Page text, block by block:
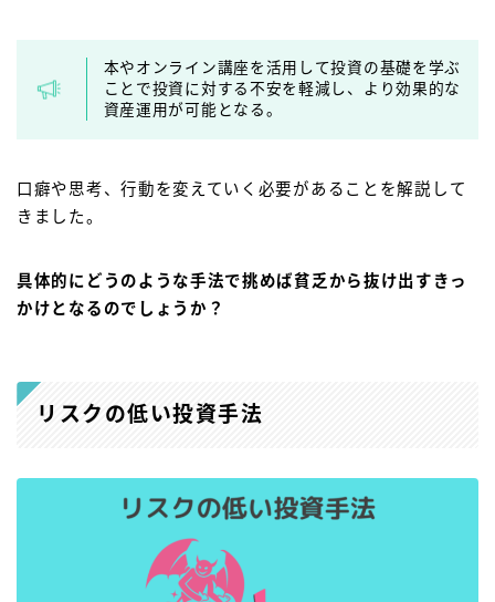
本やオンライン講座を活用して投資の基礎を学ぶ
ことで投資に対する不安を軽減し、より効果的な
資産運用が可能となる。
口癖や思考、行動を変えていく必要があることを解説して
きました。
具体的にどうのような手法で挑めば貧乏から抜け出すきっ
かけとなるのでしょうか？
リスクの低い投資手法